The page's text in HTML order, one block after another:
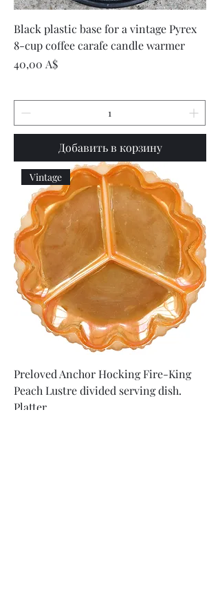
Black plastic base for a vintage Pyrex
8-cup coffee carafe candle warmer
Цена
40,00 A$
Добавить в корзину
Vintage
Preloved Anchor Hocking Fire-King
Peach Lustre divided serving dish.
Platter